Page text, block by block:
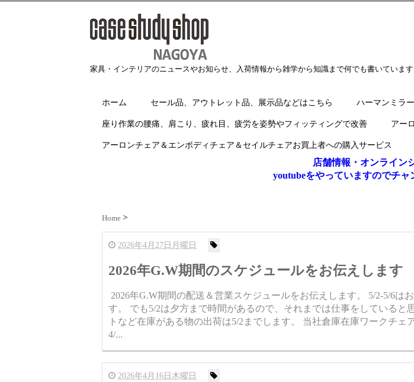
家具・インテリアのニュースやお知らせ、入荷情報から雑学から知識まで何でも書いています
ホーム セール品、アウトレット品、展示品などはこちら ハーマンミラ
座り作業の腰痛、肩こり、疲れ目、疲労を姿勢やフィッティングで改善 アー
アーロンチェア＆エンボディチェア＆セイルチェアお買上者への購入サービス
店舗情報・オンライン
youtubeをやっていますのでチ
Home
2026年4月27日月曜日
2026年G.W期間のスケジュールをお伝えします
2026年G.W期間の配送＆営業スケジュールをお伝えします。 5/2-5/6は
す。 でも5/2は夕方まで時間があるので、それまでは仕事をしていると
トなど在庫がある物の出荷は5/2までします。 当社倉庫在庫ワークチェ
4/...
2026年4月16日木曜日